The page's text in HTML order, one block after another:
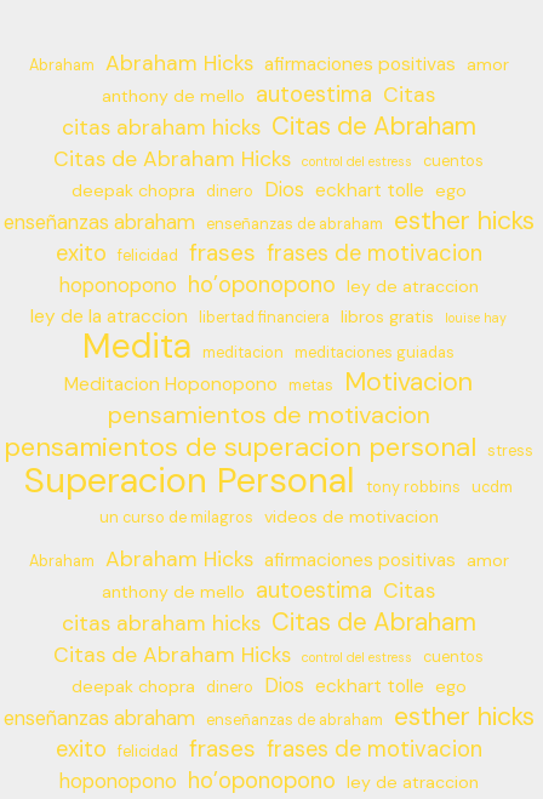
Abraham Abraham Hicks afirmaciones positivas
amor
anthony de mello
autoestima Citas
citas abraham hicks Citas de Abraham
Citas de Abraham Hicks control del estress cuentos
deepak chopra dinero Dios eckhart tolle ego
enseñanzas abraham enseñanzas de abraham esther hicks
exito felicidad frases frases de motivacion
hoponopono ho’oponopono ley de atraccion
ley de la atraccion libertad financiera libros gratis louise hay
Medita meditacion meditaciones guiadas
Meditacion Hoponopono metas Motivacion
pensamientos de motivacion
pensamientos de superacion personal stress
Superacion Personal tony robbins
ucdm
un curso de milagros
videos de motivacion
Abraham Abraham Hicks afirmaciones positivas
amor
anthony de mello
autoestima Citas
citas abraham hicks Citas de Abraham
Citas de Abraham Hicks control del estress cuentos
deepak chopra dinero Dios eckhart tolle ego
enseñanzas abraham enseñanzas de abraham esther hicks
exito felicidad frases frases de motivacion
hoponopono ho’oponopono ley de atraccion